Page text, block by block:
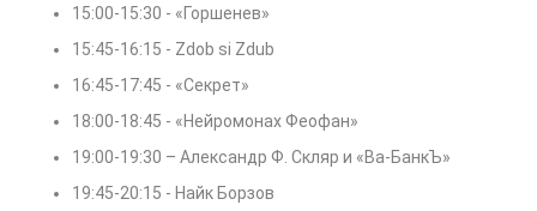
15:00-15:30 - «Горшенев»
15:45-16:15 - Zdob si Zdub
16:45-17:45 - «Секрет»
18:00-18:45 - «Нейромонах Феофан»
19:00-19:30 – Александр Ф. Скляр и «Ва-БанкЪ»
19:45-20:15 - Найк Борзов